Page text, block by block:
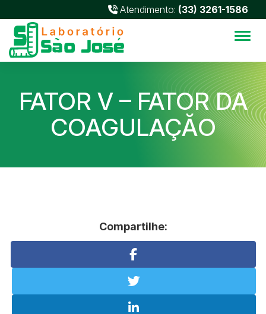
Atendimento: (33) 3261-1586
FATOR V – FATOR DA
COAGULAÇĂO
Compartilhe: